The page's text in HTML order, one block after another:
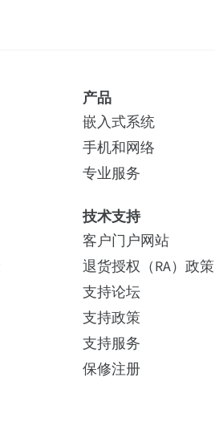
产品
嵌入式系统
手机和网络
专业服务
技术支持
客户门户网站
退货授权（RA）政策
支持论坛
支持政策
支持服务
保修注册